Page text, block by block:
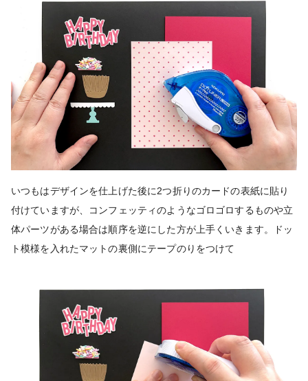
いつもはデザインを仕上げた後に2つ折りのカードの表紙に貼り
付けていますが、コンフェッティのようなゴロゴロするものや立
体パーツがある場合は順序を逆にした方が上手くいきます。ドッ
ト模様を入れたマットの裏側にテープのりをつけて